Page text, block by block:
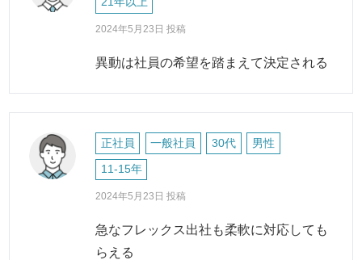
2024年5月23日 投稿
異動は社員の希望を踏まえて決定される
正社員 一般社員 30代 男性
11-15年
2024年5月23日 投稿
急なフレックス出社も柔軟に対応しても
らえる